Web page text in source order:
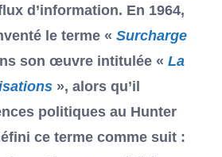
d’information. En 1964,
le terme « Surcharge
son œuvre intitulée « La
», alors qu’il
politiques au Hunter
ce terme comme suit :